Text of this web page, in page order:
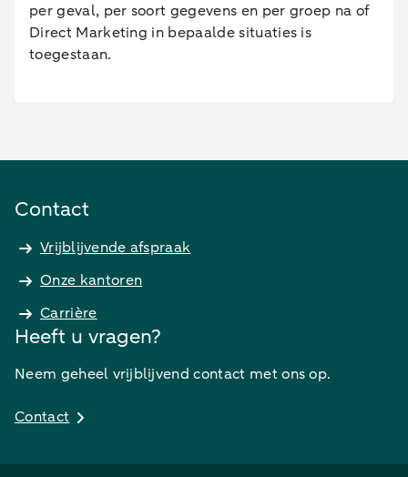
per geval, per soort gegevens en per groep na of
Direct Marketing in bepaalde situaties is
toegestaan.
Contact
Vrijblijvende afspraak
Onze kantoren
Carrière
Heeft u vragen?
Neem geheel vrijblijvend contact met ons op.
Contact